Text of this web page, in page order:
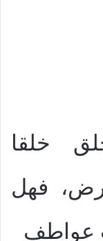
خلقا
فهل
عواطف